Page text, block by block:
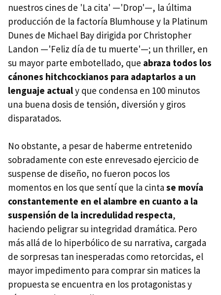
nuestros cines de 'La cita' —'Drop'—, la última
producción de la factoría Blumhouse y la Platinum
Dunes de Michael Bay dirigida por Christopher
Landon —'Feliz día de tu muerte'—; un thriller, en
su mayor parte embotellado, que abraza todos los
cánones hitchcockianos para adaptarlos a un
lenguaje actualy que condensa en 100 minutos
una buena dosis de tensión, diversión y giros
disparatados.
No obstante, a pesar de haberme entretenido
sobradamente con este enrevesado ejercicio de
suspense de diseño, no fueron pocos los
momentos en los que sentí que la cinta se movía
constantemente en el alambre en cuanto a la
suspensión de la incredulidad respecta,
haciendo peligrar su integridad dramática. Pero
más allá de lo hiperbólico de su narrativa, cargada
de sorpresas tan inesperadas como retorcidas, el
mayor impedimento para comprar sin matices la
propuesta se encuentra en los protagonistas y